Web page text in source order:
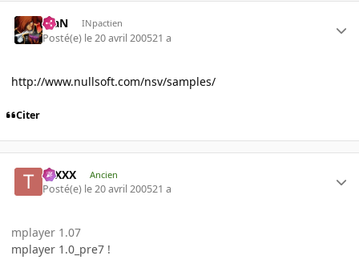
KiaN INpactien
Posté(e) le 20 avril 200521 a
http://www.nullsoft.com/nsv/samples/
Citer
tuXXX Ancien
Posté(e) le 20 avril 200521 a
mplayer 1.07
mplayer 1.0_pre7 !